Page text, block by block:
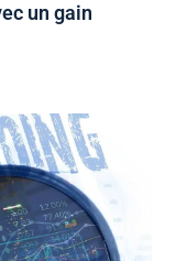
un gain